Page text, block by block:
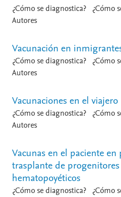
¿Cómo se diagnostica? ¿Cómo
Autores
Vacunación en
¿Cómo se diagnostica? ¿Cómo
Autores
Vacunaciones en el
¿Cómo se diagnostica? ¿Cómo
Autores
Vacunas en el paciente
trasplante de progenitores
hematopoyéticos
¿Cómo se diagnostica? ¿Cómo